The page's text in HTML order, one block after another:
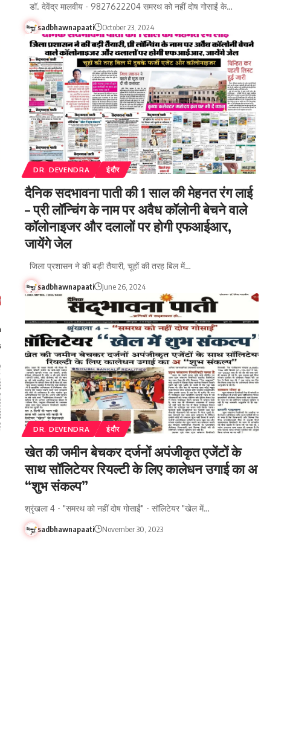
डॉ. देवेंद्र मालवीय - 9827622204 समरथ को नहीं दोष गोसाईं के…
sadbhawnapaati October 23, 2024
DR. DEVENDRA इंदौर
दैनिक सदभावना पाती की 1 साल की मेहनत रंग लाई
– प्री लॉन्चिंग के नाम पर अवैध कॉलोनी बेचने वाले
कॉलोनाइजर और दलालों पर होगी एफआईआर,
जायेंगे जेल
जिला प्रशासन ने की बड़ी तैयारी, चूहों की तरह बिल में…
sadbhawnapaati June 26, 2024
DR. DEVENDRA इंदौर
खेत की जमीन बेचकर दर्जनों अपंजीकृत एजेंटों के
साथ सॉलिटेयर रियल्टी के लिए कालेधन उगाई का अ
“शुभ संकल्प”
श्रृंखला 4 - "समरथ को नहीं दोष गोसाईं" - सॉलिटेयर "खेल में…
sadbhawnapaati November 30, 2023